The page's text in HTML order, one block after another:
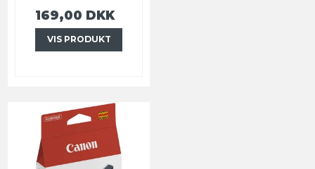
169,00 DKK
VIS PRODUKT